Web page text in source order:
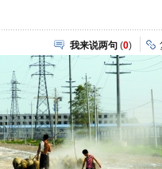
我来说两句 (0)